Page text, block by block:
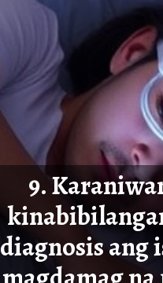
9.
diagnosis ang